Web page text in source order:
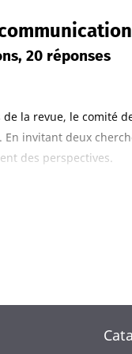
20 réponses
de la revue, le comité
En invitant deux
des perspectives.
cette